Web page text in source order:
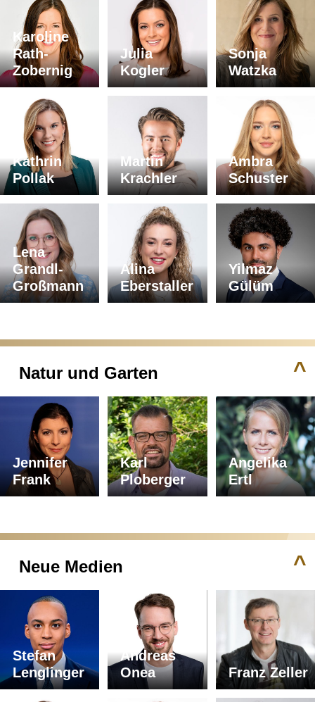
Karoline
Rath-
Zobernig
Julia
Kogler
Sonja
Watzka
Kathrin
Pollak
Martin
Krachler
Ambra
Schuster
Lena
Grandl-
Großmann
Alina
Eberstaller
Yilmaz
Gülüm
^
Natur und Garten
Jennifer
Frank
Karl
Ploberger
Angelika
Ertl
^
Neue Medien
Stefan
Lenglinger
Andreas
Onea
Franz Zeller